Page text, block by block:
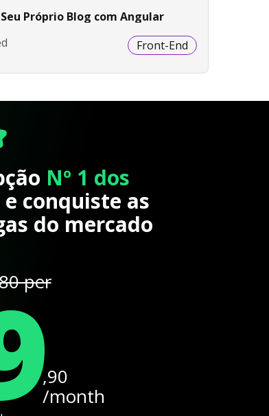
Próprio Blog com Angular
Front-End
Nº 1 dos
e conquiste as
do mercado
per
,90
/month